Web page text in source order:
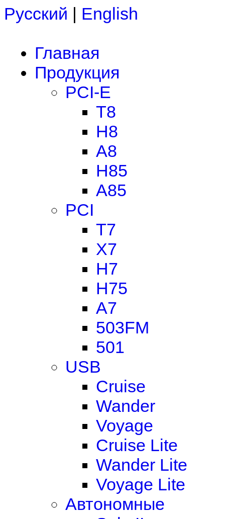
Русский | English
Главная
Продукция
PCI-E
T8
H8
A8
H85
A85
PCI
T7
X7
H7
H75
A7
503FM
501
USB
Cruise
Wander
Voyage
Cruise Lite
Wander Lite
Voyage Lite
Автономные